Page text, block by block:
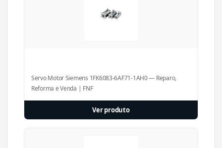
Servo Motor Siemens 1FK6083-6AF71-1AH0 — Reparo,
Reforma e Venda | FNF
Ver produto